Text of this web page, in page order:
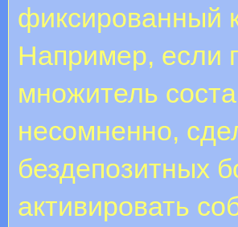
фиксированный
Например, если
множитель
несомненно,
бездепозитных
активировать